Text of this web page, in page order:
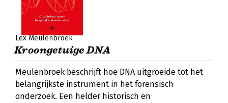
Lex Meulenbroek
Kroongetuige DNA
Meulenbroek beschrijft hoe DNA uitgroeide tot het
belangrijkste instrument in het forensisch
onderzoek. Een helder historisch en